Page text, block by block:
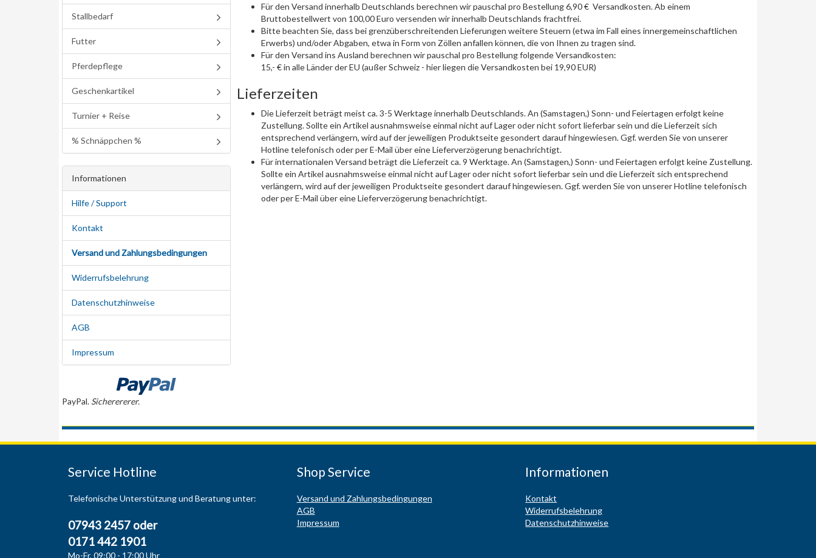
Stallbedarf
Futter
Pferdepflege
Geschenkartikel
Turnier + Reise
% Schnäppchen %
Informationen
Hilfe / Support
Kontakt
Versand und Zahlungsbedingungen
Widerrufsbelehrung
Datenschutzhinweise
AGB
Impressum
PayPal. Sicherererer.
Für den Versand innerhalb Deutschlands berechnen wir pauschal pro Bestellung 6,90 € Versandkosten. Ab einem
Bruttobestellwert von 100,00 Euro versenden wir innerhalb Deutschlands frachtfrei.
Bitte beachten Sie, dass bei grenzüberschreitenden Lieferungen weitere Steuern (etwa im Fall eines innergemeinschaftlichen
Erwerbs) und/oder Abgaben, etwa in Form von Zöllen anfallen können, die von Ihnen zu tragen sind.
Für den Versand ins Ausland berechnen wir pauschal pro Bestellung folgende Versandkosten:
15,- € in alle Länder der EU (außer Schweiz - hier liegen die Versandkosten bei 19,90 EUR)
Lieferzeiten
Die Lieferzeit beträgt meist ca. 3-5 Werktage innerhalb Deutschlands. An (Samstagen,) Sonn- und Feiertagen erfolgt keine
Zustellung. Sollte ein Artikel ausnahmsweise einmal nicht auf Lager oder nicht sofort lieferbar sein und die Lieferzeit sich
entsprechend verlängern, wird auf der jeweiligen Produktseite gesondert darauf hingewiesen. Ggf. werden Sie von unserer
Hotline telefonisch oder per E-Mail über eine Lieferverzögerung benachrichtigt.
Für internationalen Versand beträgt die Lieferzeit ca. 9 Werktage. An (Samstagen,) Sonn- und Feiertagen erfolgt keine Zustellung.
Sollte ein Artikel ausnahmsweise einmal nicht auf Lager oder nicht sofort lieferbar sein und die Lieferzeit sich entsprechend
verlängern, wird auf der jeweiligen Produktseite gesondert darauf hingewiesen. Ggf. werden Sie von unserer Hotline telefonisch
oder per E-Mail über eine Lieferverzögerung benachrichtigt.
Service Hotline
Telefonische Unterstützung und Beratung unter:
07943 2457 oder
0171 442 1901
Mo-Fr, 09:00 - 17:00 Uhr
Shop Service
Versand und Zahlungsbedingungen
AGB
Impressum
Informationen
Kontakt
Widerrufsbelehrung
Datenschutzhinweise